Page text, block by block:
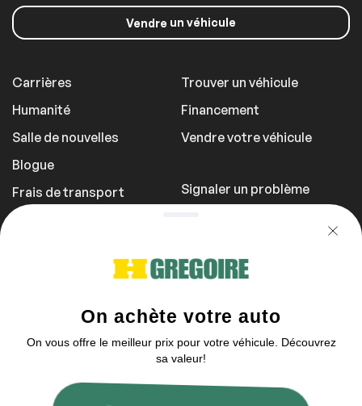
Vendre un véhicule
Carrières
Humanité
Salle de nouvelles
Blogue
Frais de transport
Trouver un véhicule
Financement
Vendre votre véhicule
Signaler un problème
Vous pouvez nous contacter entre 9h et